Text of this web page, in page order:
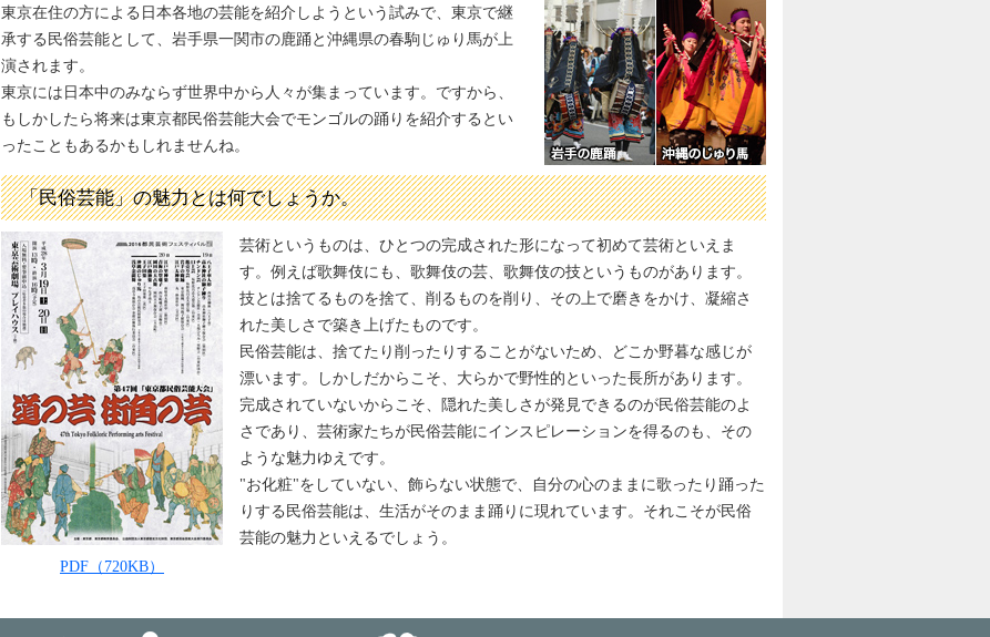
東京在住の方による日本各地の芸能を紹介しようという試みで、東京で継
承する民俗芸能として、岩手県一関市の鹿踊と沖縄県の春駒じゅり馬が上
演されます。
東京には日本中のみならず世界中から人々が集まっています。ですから、
もしかしたら将来は東京都民俗芸能大会でモンゴルの踊りを紹介するとい
ったこともあるかもしれませんね。
「民俗芸能」の魅力とは何でしょうか。
PDF（720KB）
芸術というものは、ひとつの完成された形になって初めて芸術といえま
す。例えば歌舞伎にも、歌舞伎の芸、歌舞伎の技というものがあります。
技とは捨てるものを捨て、削るものを削り、その上で磨きをかけ、凝縮さ
れた美しさで築き上げたものです。
民俗芸能は、捨てたり削ったりすることがないため、どこか野暮な感じが
漂います。しかしだからこそ、大らかで野性的といった長所があります。
完成されていないからこそ、隠れた美しさが発見できるのが民俗芸能のよ
さであり、芸術家たちが民俗芸能にインスピレーションを得るのも、その
ような魅力ゆえです。
"お化粧"をしていない、飾らない状態で、自分の心のままに歌ったり踊った
りする民俗芸能は、生活がそのまま踊りに現れています。それこそが民俗
芸能の魅力といえるでしょう。